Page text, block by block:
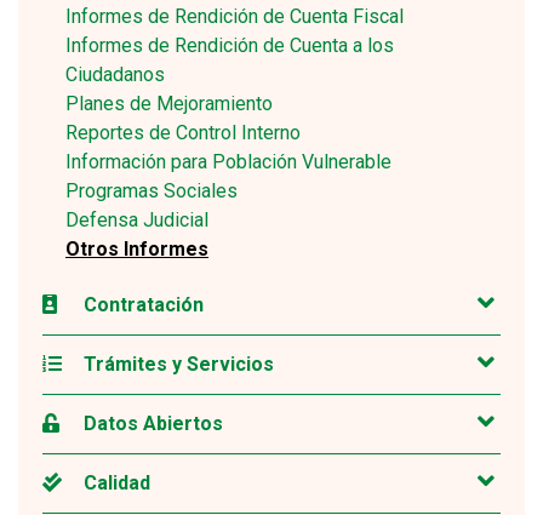
Informes de Rendición de Cuenta Fiscal
Informes de Rendición de Cuenta a los
Ciudadanos
Planes de Mejoramiento
Reportes de Control Interno
Información para Población Vulnerable
Programas Sociales
Defensa Judicial
Otros Informes
Contratación
Trámites y Servicios
Datos Abiertos
Calidad